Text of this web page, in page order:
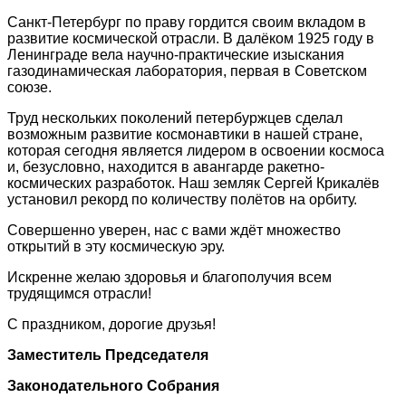
Санкт-Петербург по праву гордится своим вкладом в
развитие космической отрасли. В далёком 1925 году в
Ленинграде вела научно-практические изыскания
газодинамическая лаборатория, первая в Советском
союзе.
Труд нескольких поколений петербуржцев сделал
возможным развитие космонавтики в нашей стране,
которая сегодня является лидером в освоении космоса
и, безусловно, находится в авангарде ракетно-
космических разработок. Наш земляк Сергей Крикалёв
установил рекорд по количеству полётов на орбиту.
Совершенно уверен, нас с вами ждёт множество
открытий в эту космическую эру.
Искренне желаю здоровья и благополучия всем
трудящимся отрасли!
С праздником, дорогие друзья!
Заместитель Председателя
Законодательного Собрания